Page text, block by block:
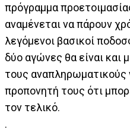
πρόγραμμα
αναμένεται να πάρουν
λεγόμενοι βασικοί
δύο αγώνες θα είναι και
τους αναπληρωματικούς
προπονητή τους ότι
τον τελικό.
.